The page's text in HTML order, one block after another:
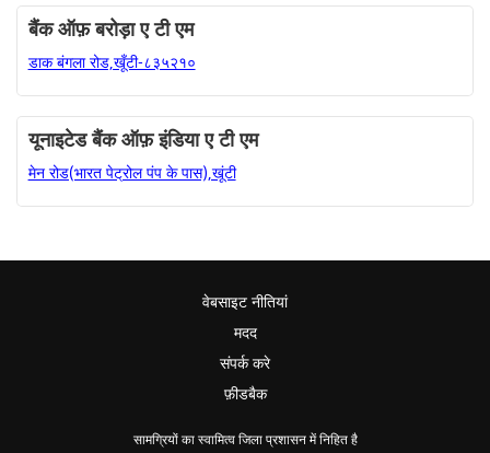
बैंक ऑफ़ बरोड़ा ए टी एम
डाक बंगला रोड,खूँटी-८३५२१०
यूनाइटेड बैंक ऑफ़ इंडिया ए टी एम
मेन रोड(भारत पेट्रोल पंप के पास),खूंटी
वेबसाइट नीतियां
मदद
संपर्क करे
फ़ीडबैक
सामग्रियों का स्वामित्व जिला प्रशासन में निहित है